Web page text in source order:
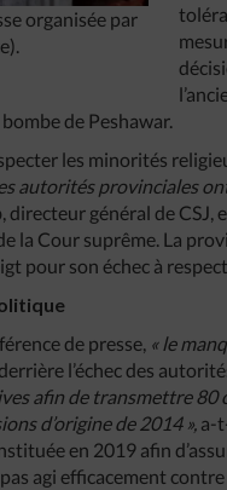
organisée par
de Peshawar.
les minorités
autorités provinciales
directeur général de CSJ,
la Cour suprême. La
pour son échec à
de presse, « le
l’échec des
afin de transmettre
d’origine de 2014 », a-
en 2019 afin
agi efficacement